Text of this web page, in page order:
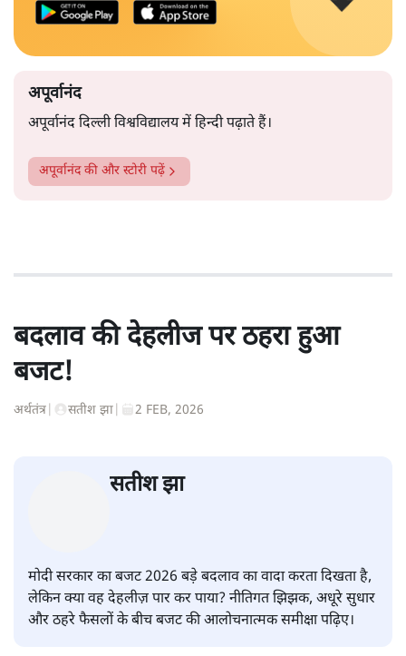
अपूर्वानंद
अपूर्वानंद दिल्ली विश्वविद्यालय में हिन्दी पढ़ाते हैं।
अपूर्वानंदकी और स्टोरी पढ़ें
बदलाव की देहलीज पर ठहरा हुआ
बजट!
अर्थतंत्र सतीश झा 2 FEB, 2026